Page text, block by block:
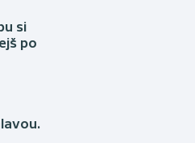
si
po